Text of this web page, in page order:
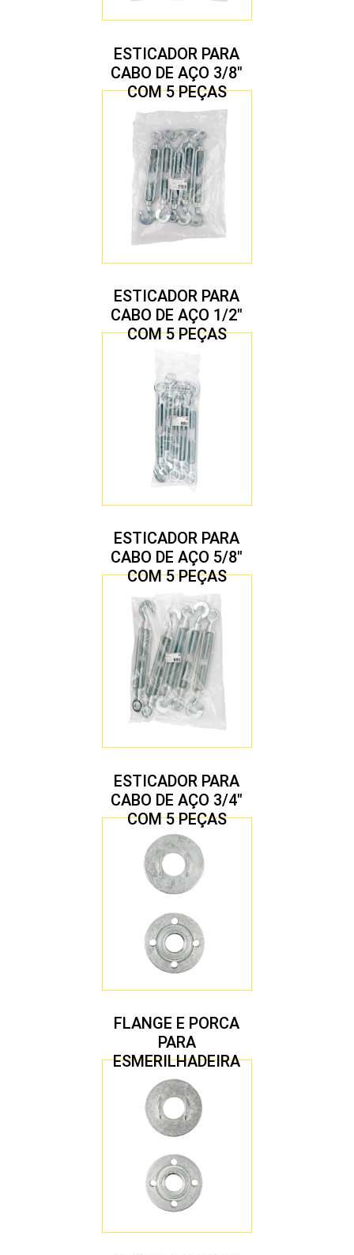
ESTICADOR PARA
CABO DE AÇO 3/8″
COM 5 PEÇAS
ESTICADOR PARA
CABO DE AÇO 1/2″
COM 5 PEÇAS
ESTICADOR PARA
CABO DE AÇO 5/8″
COM 5 PEÇAS
ESTICADOR PARA
CABO DE AÇO 3/4″
COM 5 PEÇAS
FLANGE E PORCA
PARA
ESMERILHADEIRA
4.1/2″ 22,23 MM